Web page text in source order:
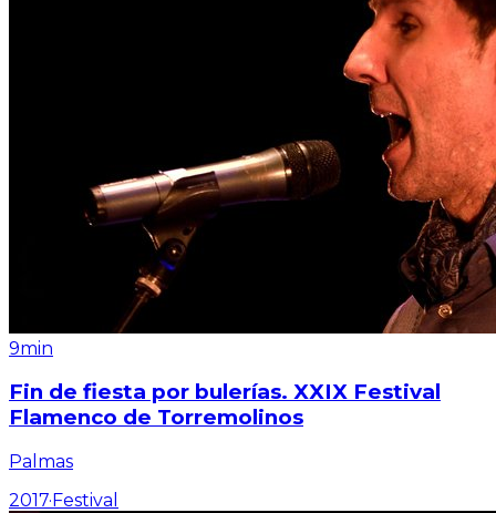
9min
Fin de fiesta por bulerías. XXIX Festival
Flamenco de Torremolinos
Palmas
2017·Festival